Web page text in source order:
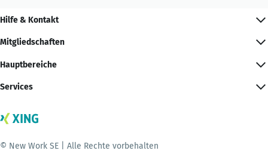
Hilfe & Kontakt
Mitgliedschaften
Hauptbereiche
Services
© New Work SE | Alle Rechte vorbehalten